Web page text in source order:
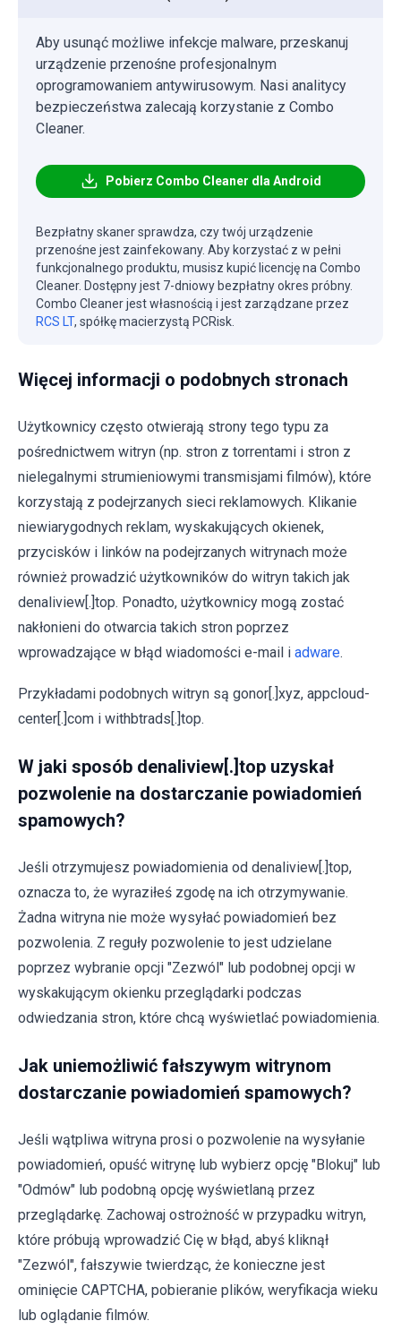
Aby usunąć możliwe infekcje malware, przeskanuj
urządzenie przenośne profesjonalnym
oprogramowaniem antywirusowym. Nasi analitycy
bezpieczeństwa zalecają korzystanie z Combo
Cleaner.
Pobierz Combo Cleaner dla Android
Bezpłatny skaner sprawdza, czy twój urządzenie
przenośne jest zainfekowany. Aby korzystać z w pełni
funkcjonalnego produktu, musisz kupić licencję na Combo
Cleaner. Dostępny jest 7-dniowy bezpłatny okres próbny.
Combo Cleaner jest własnością i jest zarządzane przez
RCS LT, spółkę macierzystą PCRisk.
Więcej informacji o podobnych stronach
Użytkownicy często otwierają strony tego typu za
pośrednictwem witryn (np. stron z torrentami i stron z
nielegalnymi strumieniowymi transmisjami filmów), które
korzystają z podejrzanych sieci reklamowych. Klikanie
niewiarygodnych reklam, wyskakujących okienek,
przycisków i linków na podejrzanych witrynach może
również prowadzić użytkowników do witryn takich jak
denaliview[.]top. Ponadto, użytkownicy mogą zostać
nakłonieni do otwarcia takich stron poprzez
wprowadzające w błąd wiadomości e-mail i adware.
Przykładami podobnych witryn są gonor[.]xyz, appcloud-
center[.]com i withbtrads[.]top.
W jaki sposób denaliview[.]top uzyskał
pozwolenie na dostarczanie powiadomień
spamowych?
Jeśli otrzymujesz powiadomienia od denaliview[.]top,
oznacza to, że wyraziłeś zgodę na ich otrzymywanie.
Żadna witryna nie może wysyłać powiadomień bez
pozwolenia. Z reguły pozwolenie to jest udzielane
poprzez wybranie opcji "Zezwól" lub podobnej opcji w
wyskakującym okienku przeglądarki podczas
odwiedzania stron, które chcą wyświetlać powiadomienia.
Jak uniemożliwić fałszywym witrynom
dostarczanie powiadomień spamowych?
Jeśli wątpliwa witryna prosi o pozwolenie na wysyłanie
powiadomień, opuść witrynę lub wybierz opcję "Blokuj" lub
"Odmów" lub podobną opcję wyświetlaną przez
przeglądarkę. Zachowaj ostrożność w przypadku witryn,
które próbują wprowadzić Cię w błąd, abyś kliknął
"Zezwól", fałszywie twierdząc, że konieczne jest
ominięcie CAPTCHA, pobieranie plików, weryfikacja wieku
lub oglądanie filmów.